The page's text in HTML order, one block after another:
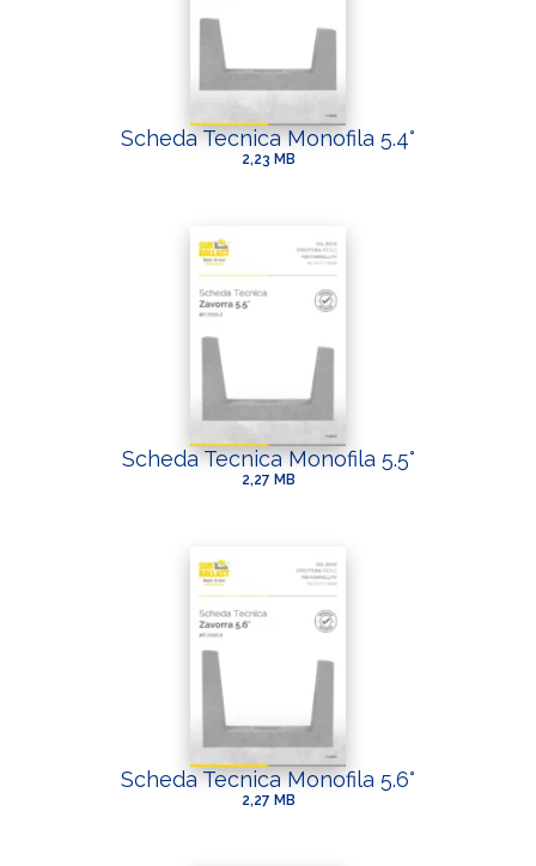
Scheda Tecnica Monofila 5.4°
2,23 MB
Scheda Tecnica Monofila 5.5°
2,27 MB
Scheda Tecnica Monofila 5.6°
2,27 MB